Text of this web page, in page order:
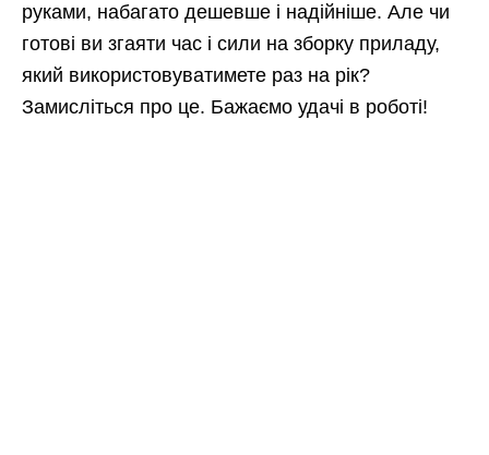
руками, набагато дешевше і надійніше. Але чи
готові ви згаяти час і сили на зборку приладу,
який використовуватимете раз на рік?
Замисліться про це. Бажаємо удачі в роботі!